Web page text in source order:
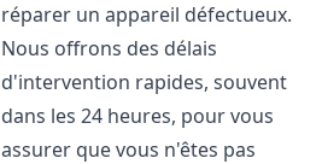
réparer un appareil défectueux.
Nous offrons des délais
d'intervention rapides, souvent
dans les 24 heures, pour vous
assurer que vous n'êtes pas